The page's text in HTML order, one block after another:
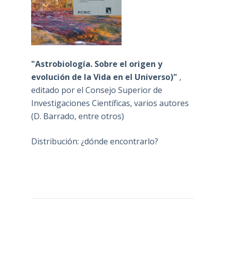
"Astrobiología. Sobre el origen y
evolución de la Vida en el Universo)" ,
editado por el Consejo Superior de
Investigaciones Científicas, varios autores
(D. Barrado, entre otros)
Distribución: ¿dónde encontrarlo?